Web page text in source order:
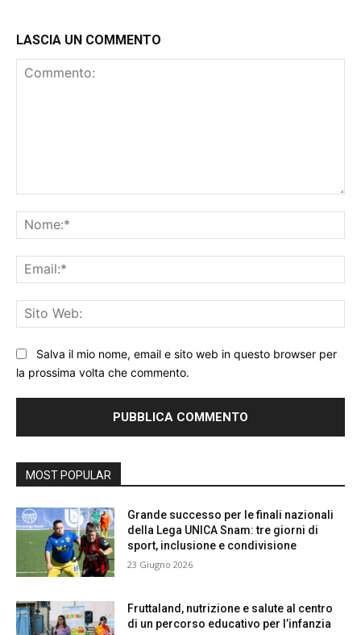
LASCIA UN COMMENTO
Salva il mio nome, email e sito web in questo browser per
la prossima volta che commento.
MOST POPULAR
Grande successo per le finali nazionali
della Lega UNICA Snam: tre giorni di
sport, inclusione e condivisione
23 Giugno 2026
Fruttaland, nutrizione e salute al centro
di un percorso educativo per l’infanzia